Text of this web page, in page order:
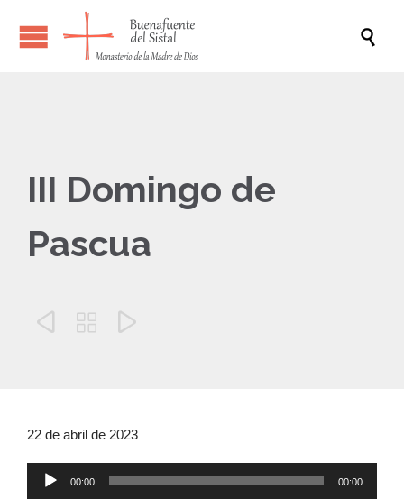

III Domingo de
Pascua
  
22 de abril de 2023
00:00 00:00